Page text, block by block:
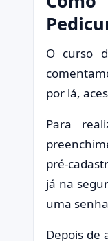
O curso
por lá,
Para
pré-
já na
uma
Depois de